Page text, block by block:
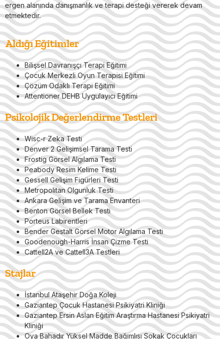
ergen alanında danışmanlık ve terapi desteği vererek devam
etmektedir.
Aldığı Eğitimler
Bilişsel Davranışçı Terapi Eğitimi
Çocuk Merkezli Oyun Terapisi Eğitimi
Çözüm Odaklı Terapi Eğitimi
Attentioner DEHB Uygulayıcı Eğitimi
Psikolojik Değerlendirme Testleri
Wisc-r Zeka Testi
Denver 2 Gelişimsel Tarama Testi
Frostig Görsel Algılama Testi
Peabody Resim Kelime Testi
Gessell Gelişim Figürleri Testi
Metropolitan Olgunluk Testi
Ankara Gelişim ve Tarama Envanteri
Benton Görsel Bellek Testi
Porteus Labirentleri
Bender Gestalt Görsel Motor Algılama Testi
Goodenough-Harris İnsan Çizme Testi
Cattell2A ve Cattell3A Testleri
Stajlar
İstanbul Ataşehir Doğa Koleji
Gaziantep Çocuk Hastanesi Psikiyatri Kliniği
Gaziantep Ersin Aslan Eğitim Araştırma Hastanesi Psikiyatri
Kliniği
Oya Bahadır Yüksel Madde Bağımlısı Sokak Çocukları